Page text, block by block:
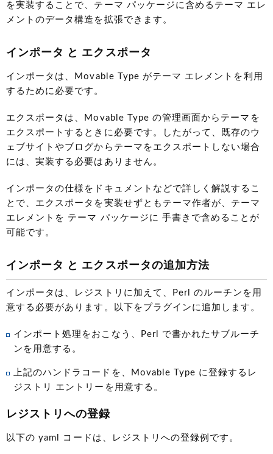
を実装することで、テーマ パッケージに含めるテーマ エレ
メントのデータ構造を拡張できます。
インポータ と エクスポータ
インポータは、Movable Type がテーマ エレメントを利用
するために必要です。
エクスポータは、Movable Type の管理画面からテーマを
エクスポートするときに必要です。したがって、既存のウ
ェブサイトやブログからテーマをエクスポートしない場合
には、実装する必要はありません。
インポータの仕様をドキュメントなどで詳しく解説するこ
とで、エクスポータを実装せずともテーマ作者が、テーマ
エレメントを テーマ パッケージに 手書きで含めることが
可能です。
インポータ と エクスポータの追加方法
インポータは、レジストリに加えて、Perl のルーチンを用
意する必要があります。以下をプラグインに追加します。
インポート処理をおこなう、Perl で書かれたサブルーチ
ンを用意する。
上記のハンドラコードを、Movable Type に登録するレ
ジストリ エントリーを用意する。
レジストリへの登録
以下の yaml コードは、レジストリへの登録例です。